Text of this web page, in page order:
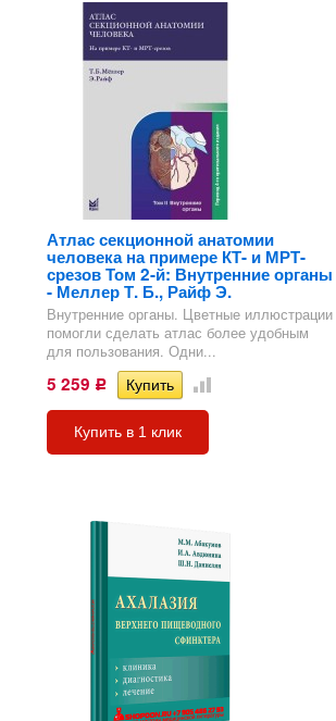
Атлас секционной анатомии
человека на примере КТ- и МРТ-
срезов Том 2-й: Внутренние органы
- Меллер Т. Б., Райф Э.
Внутренние органы. Цветные иллюстрации
помогли сделать атлас более удобным
для пользования. Одни...
5 259 Р
Купить в 1 клик